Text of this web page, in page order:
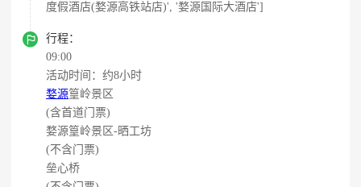
度假酒店(婺源高铁站店)', '婺源国际大酒店']

行程：
09:00
活动时间：约8小时
婺源篁岭景区
(含首道门票)
婺源篁岭景区-晒工坊
(不含门票)
垒心桥